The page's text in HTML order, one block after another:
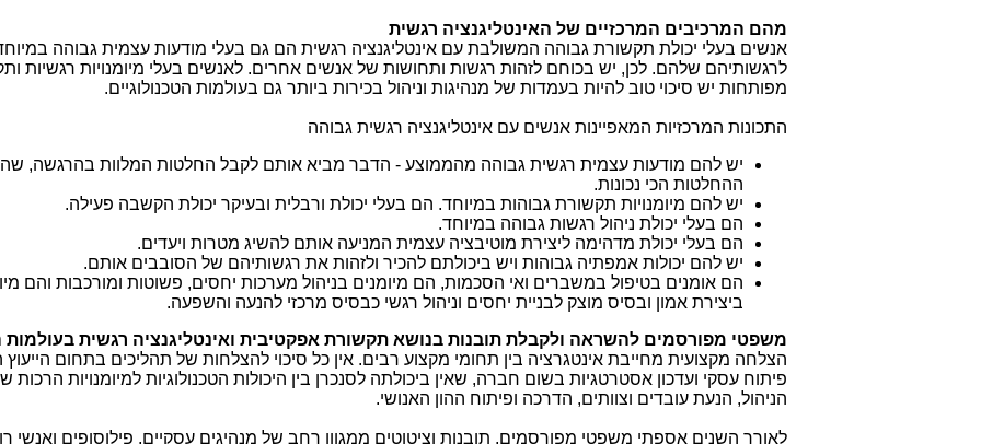
מהם המרכיבים המרכזיים של האינטליגנציה רגשית
אנשים בעלי יכולת תקשורת גבוהה המשולבת עם אינטליגנציה רגשית הם גם בעלי מודעות עצמית גבוהה
לרגשותיהם שלהם. לכן, יש בכוחם לזהות רגשות ותחושות של אנשים אחרים. לאנשים בעלי מיומנויות רגשיות
מפותחות יש סיכוי טוב להיות בעמדות של מנהיגות וניהול בכירות ביותר גם בעולמות הטכנולוגיים.
התכונות המרכזיות המאפיינות אנשים עם אינטליגנציה רגשית גבוהה
יש להם מודעות עצמית רגשית גבוהה מהממוצע - הדבר מביא אותם לקבל החלטות המלוות בהרגשה,
ההחלטות הכי נכונות.
יש להם מיומנויות תקשורת גבוהות במיוחד. הם בעלי יכולת ורבלית ובעיקר יכולת הקשבה פעילה.
הם בעלי יכולת ניהול רגשות גבוהה במיוחד.
הם בעלי יכולת מדהימה ליצירת מוטיבציה עצמית המניעה אותם להשיג מטרות ויעדים.
יש להם יכולות אמפתיה גבוהות ויש ביכולתם להכיר ולזהות את רגשותיהם של הסובבים אותם.
הם אומנים בטיפול במשברים ואי הסכמות, הם מיומנים בניהול מערכות יחסים, פשוטות ומורכבות והם
ביצירת אמון ובסיס מוצק לבניית יחסים וניהול רגשי כבסיס מרכזי להנעה והשפעה.
משפטי מפורסמים להשראה ולקבלת תובנות בנושא תקשורת אפקטיבית ואינטליגנציה רגשית
הצלחה מקצועית מחייבת אינטגרציה בין תחומי מקצוע רבים. אין כל סיכוי להצלחות של תהליכים בתחום הייעוץ
פיתוח עסקי ועדכון אסטרטגיות בשום חברה, שאין ביכולתה לסנכרן בין היכולות הטכנולוגיות למיומנויות הרכות
הניהול, הנעת עובדים וצוותים, הדרכה ופיתוח ההון האנושי.
לאורך השנים אספתי משפטי מפורסמים, תובנות וציטוטים ממגוון רחב של מנהיגים עסקיים, פילוסופים ואנשי